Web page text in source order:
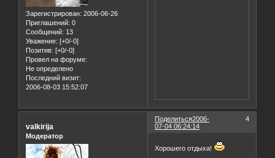
Зарегистрирован: 2006-06-26
Приглашений: 0
Сообщений: 13
Уважение: [+0/-0]
Позитив: [+0/-0]
Провел на форуме:
Не определено
Последний визит:
2006-08-03 15:52:07
Поделиться 4
2006-
07-04 06:24:14
valkirija
Модератор
Хорошего отдыха!